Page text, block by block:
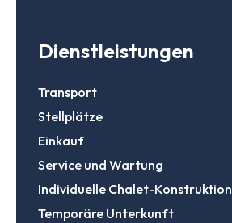
Dienstleistungen
Transport
Stellplätze
Einkauf
Service und Wartung
Individuelle Chalet-Konstruktion
Temporäre Unterkunft